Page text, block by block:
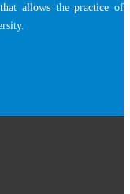
allows the practice of